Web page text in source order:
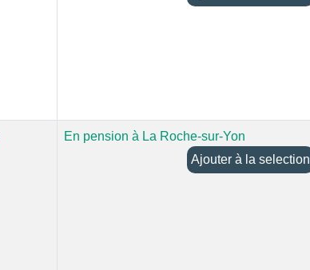
En pension à La Roche-sur-Yon
Ajouter à la selection